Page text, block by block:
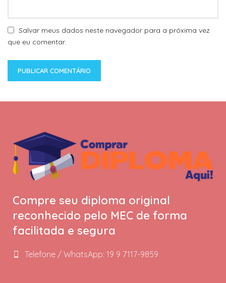
Salvar meus dados neste navegador para a próxima vez
que eu comentar.
Compre seu diploma original
reconhecido pelo MEC de forma
facilitada e segura
Telefone / WhatsApp: 19 9 7117-9859